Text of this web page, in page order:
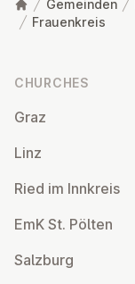
Gemeinden
Frauenkreis
CHURCHES
Graz
Linz
Ried im Innkreis
EmK St. Pölten
Salzburg